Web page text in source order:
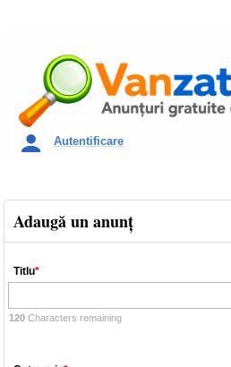
Autentificare
Adaugă un anunţ
Titlu*
120 Characters remaining